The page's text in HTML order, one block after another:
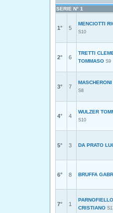
SERIE N° 1
1° 5
MENCIOTTI
S10
2° 6
TRETTI
TOMMASO S9
3° 7
S8
4° 4
WULZER
S10
5° 3 DA PRATO
6° 8 BRUFFA
7° 1
PARNOFIELLO
CRISTIANO